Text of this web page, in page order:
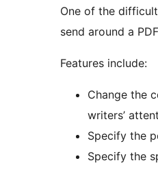
One of the
send around a
Features include:
Change the
writers’
Specify the
Specify the